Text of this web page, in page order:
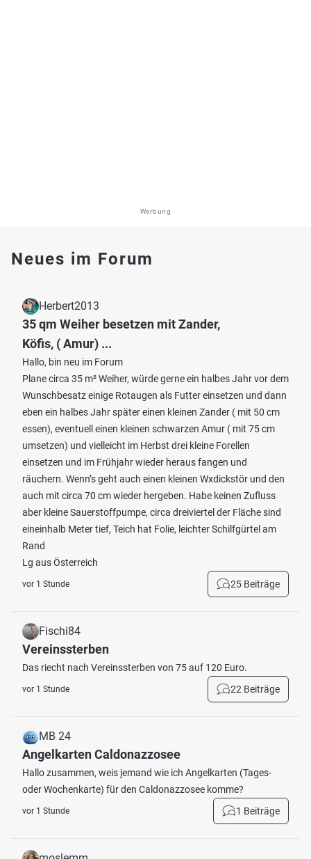
Werbung
Neues im Forum
Herbert2013
35 qm Weiher besetzen mit Zander,
Köfis, ( Amur) ...
Hallo, bin neu im Forum
Plane circa 35 m² Weiher, würde gerne ein halbes Jahr vor dem
Wunschbesatz einige Rotaugen als Futter einsetzen und dann
eben ein halbes Jahr später einen kleinen Zander ( mit 50 cm
essen), eventuell einen kleinen schwarzen Amur ( mit 75 cm
umsetzen) und vielleicht im Herbst drei kleine Forellen
einsetzen und im Frühjahr wieder heraus fangen und
räuchern. Wenn’s geht auch einen kleinen Wxdickstör und den
auch mit circa 70 cm wieder hergeben. Habe keinen Zufluss
aber kleine Sauerstoffpumpe, circa dreiviertel der Fläche sind
eineinhalb Meter tief, Teich hat Folie, leichter Schilfgürtel am
Rand
Lg aus Österreich
vor 1 Stunde 25 Beiträge
Fischi84
Vereinssterben
Das riecht nach Vereinssterben von 75 auf 120 Euro.
vor 1 Stunde 22 Beiträge
MB 24
Angelkarten Caldonazzosee
Hallo zusammen, weis jemand wie ich Angelkarten (Tages-
oder Wochenkarte) für den Caldonazzosee komme?
vor 1 Stunde 1 Beiträge